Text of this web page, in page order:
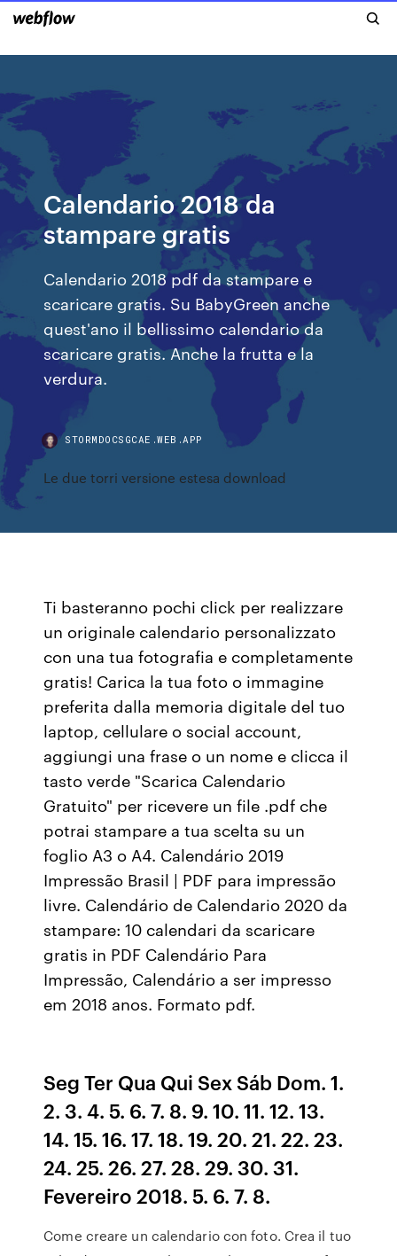
Calendario 2018 da
stampare gratis
Calendario 2018 pdf da stampare e
scaricare gratis. Su BabyGreen anche
quest'ano il bellissimo calendario da
scaricare gratis. Anche la frutta e la
verdura.
STORMDOCSGCAE.WEB.APP
Le due torri versione estesa download
Ti basteranno pochi click per realizzare
un originale calendario personalizzato
con una tua fotografia e completamente
gratis! Carica la tua foto o immagine
preferita dalla memoria digitale del tuo
laptop, cellulare o social account,
aggiungi una frase o un nome e clicca il
tasto verde "Scarica Calendario
Gratuito" per ricevere un file .pdf che
potrai stampare a tua scelta su un
foglio A3 o A4. Calendário 2019
Impressão Brasil | PDF para impressão
livre. Calendário de Calendario 2020 da
stampare: 10 calendari da scaricare
gratis in PDF Calendário Para
Impressão, Calendário a ser impresso
em 2018 anos. Formato pdf.
Seg Ter Qua Qui Sex Sáb Dom. 1.
2. 3. 4. 5. 6. 7. 8. 9. 10. 11. 12. 13.
14. 15. 16. 17. 18. 19. 20. 21. 22. 23.
24. 25. 26. 27. 28. 29. 30. 31.
Fevereiro 2018. 5. 6. 7. 8.
Come creare un calendario con foto. Crea il tuo